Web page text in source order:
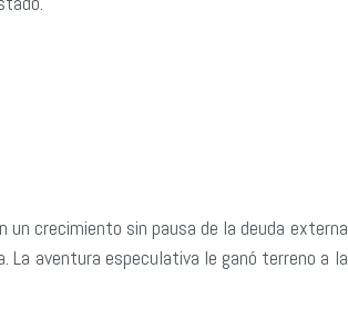
crecimiento sin pausa de la deuda externa
La aventura especulativa le ganó terreno a la